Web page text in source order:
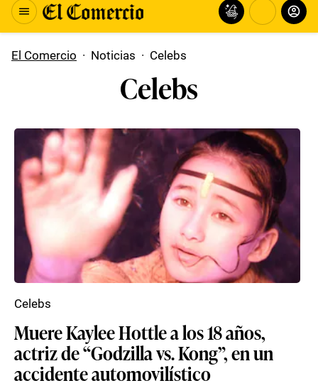
El Comercio · Noticias · Celebs
Celebs
Muere Kaylee Hottle a los 18 años,
actriz de “Godzilla vs. Kong”, en un
accidente automovilístico
Celebs